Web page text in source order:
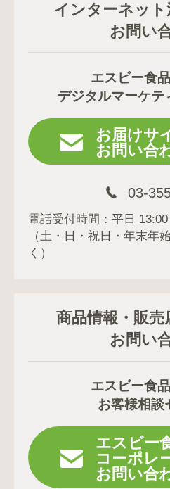
インターネット
お問い
エスビー食
デジタルマーケテ
お届けサ
お問い合
03-
電話受付時間：平日
（土・日・祝日・年末年
く）
商品情報・販売
お問い
エスビー食
お客様相談
エスビー
コーポレ
お問い合